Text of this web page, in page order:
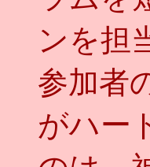
ンを担
参加者
がハー